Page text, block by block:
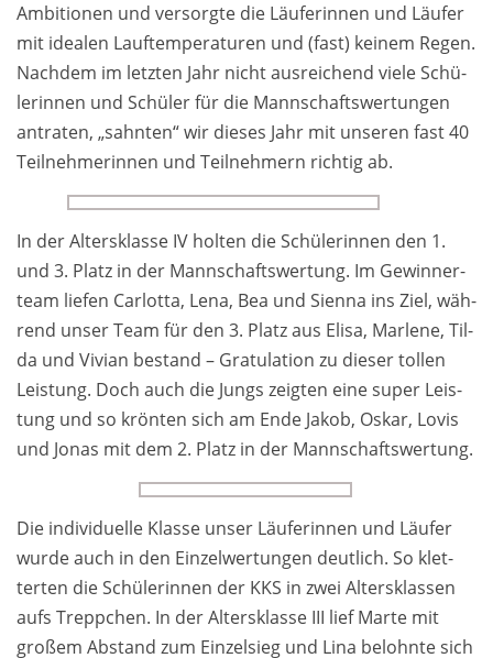
Am­bi­tio­nen und ver­sorg­te die Läu­fe­rin­nen und Läu­fer
mit idea­len Lauf­tem­pe­ra­tu­ren und (fast) kei­nem Re­gen.
Nach­dem im letz­ten Jahr nicht aus­rei­chend vie­le Schü­
le­rin­nen und Schü­ler für die Mann­schafts­wer­tun­gen
an­tra­ten, „sahn­ten“ wir die­ses Jahr mit un­se­ren fast 40
Teil­neh­me­rin­nen und Teil­neh­mern rich­tig ab.
In der Al­ters­klas­se IV hol­ten die Schü­le­rin­nen den 1.
und 3. Platz in der Mann­schafts­wer­tung. Im Ge­win­ner­
team lie­fen Car­lot­ta, Lena, Bea und Sien­na ins Ziel, wäh­
rend un­ser Team für den 3. Platz aus Eli­sa, Mar­le­ne, Til­
da und Vi­vi­an be­stand – Gra­tu­la­ti­on zu die­ser tol­len
Leis­tung. Doch auch die Jungs zeig­ten eine su­per Leis­
tung und so krön­ten sich am Ende Ja­kob, Os­kar, Lo­vis
und Jo­nas mit dem 2. Platz in der Mann­schafts­wer­tung.
Die in­di­vi­du­el­le Klas­se un­ser Läu­fe­rin­nen und Läu­fer
wur­de auch in den Ein­zel­wer­tun­gen deut­lich. So klet­
ter­ten die Schü­le­rin­nen der KKS in zwei Al­ters­klas­sen
aufs Trepp­chen. In der Al­ters­klas­se III lief Mar­te mit
groß­em Ab­stand zum Ein­zel­sieg und Li­na be­lohn­te sich